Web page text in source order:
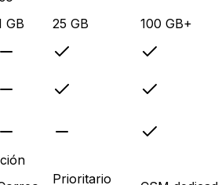
GB 25 GB
100 GB+
Prioritario